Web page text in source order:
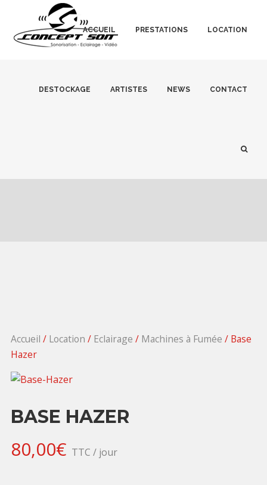
ACCUEIL PRESTATIONS LOCATION
DESTOCKAGE ARTISTES NEWS CONTACT
Accueil / Location / Eclairage / Machines à Fumée / Base
Hazer
BASE HAZER
80,00€ TTC / jour